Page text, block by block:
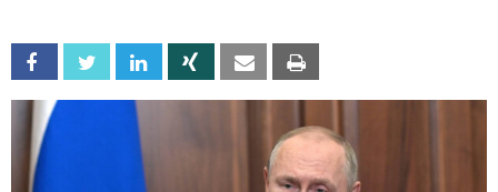
Facebook Twitter Linkedin Xing Email